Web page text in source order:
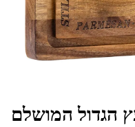
הגדול המושלם